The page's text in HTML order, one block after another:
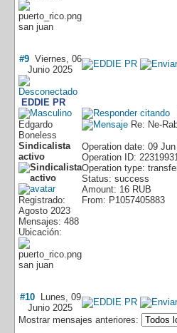
san juan
#9Viernes, 06
Junio 2025
EDDIE PR
Edgardo
Boneless
Sindicalista
activo
Registrado:
Agosto 2023
Mensajes: 488
Ubicación:
san juan
Re: Ne-
Operation date: 09
Operation ID:
Operation type:
Status: success
Amount: 16 RUB
From: P1057405883
#10Lunes, 09
Junio 2025
Mostrar mensajes anteriores: